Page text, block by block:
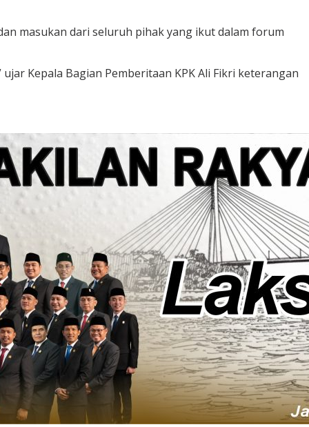
masukan dari seluruh pihak yang ikut dalam forum
Kepala Bagian Pemberitaan KPK Ali Fikri keterangan